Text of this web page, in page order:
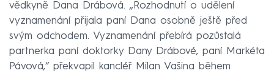
vědkyně Dana Drábová. „Rozhodnutí o udělení
vyznamenání přijala paní Dana osobně ještě před
svým odchodem. Vyznamenání přebírá pozůstalá
partnerka paní doktorky Dany Drábové, paní Markéta
Pávová,“ překvapil kancléř Milan Vašina během